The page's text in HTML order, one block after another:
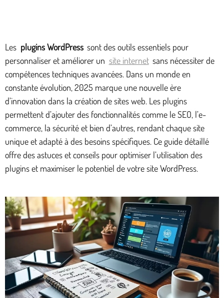
Les plugins WordPress sont des outils essentiels pour
personnaliser et améliorer un site internet sans nécessiter de
compétences techniques avancées. Dans un monde en
constante évolution, 2025 marque une nouvelle ère
d’innovation dans la création de sites web. Les plugins
permettent d’ajouter des fonctionnalités comme le SEO, l’e-
commerce, la sécurité et bien d’autres, rendant chaque site
unique et adapté à des besoins spécifiques. Ce guide détaillé
offre des astuces et conseils pour optimiser l’utilisation des
plugins et maximiser le potentiel de votre site WordPress.